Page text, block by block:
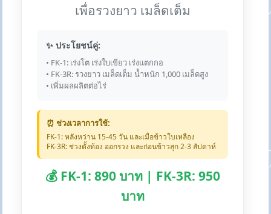
เพื่อรวงยาว เมล็ดเต็ม
✨ ประโยชน์คู่:
• FK-1: เร่งโต เร่งใบเขียว เร่งแตกกอ
• FK-3R: รวงยาว เมล็ดเต็ม น้ำหนัก 1,000 เมล็ดสูง
• เพิ่มผลผลิตต่อไร่
⏰ ช่วงเวลาการใช้:
FK-1: หลังหว่าน 15-45 วัน และเมื่อข้าวใบเหลือง
FK-3R: ช่วงตั้งท้อง ออกรวง และก่อนข้าวสุก 2-3 สัปดาห์
💰 FK-1: 890 บาท | FK-3R: 950
บาท